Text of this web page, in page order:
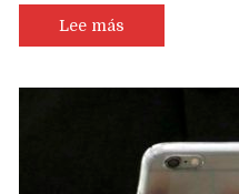
Lee más